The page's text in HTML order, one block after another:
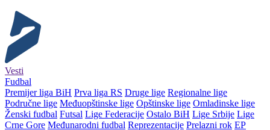
Vesti
Fudbal
Premijer liga BiH Prva liga RS Druge lige Regionalne lige
Područne lige Međuopštinske lige Opštinske lige Omladinske lige
Ženski fudbal Futsal Lige Federacije Ostalo BiH Lige Srbije Lige
Crne Gore Međunarodni fudbal Reprezentacije Prelazni rok EP